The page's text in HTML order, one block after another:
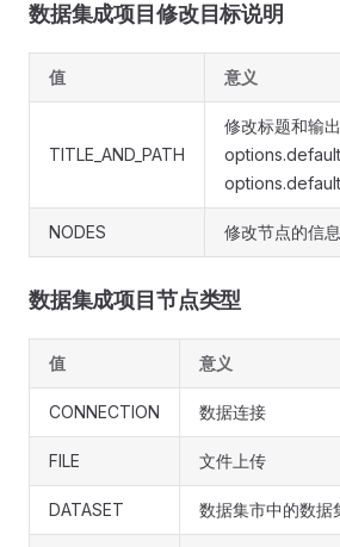
数据集成项目修改目标说明
值 意义
TITLE_AND_PATH
修改标题和输
NODES 修改节点的信
数据集成项目节点类型
值 意义
CONNECTION 数据连接
FILE 文件上传
DATASET 数据集市中的数据